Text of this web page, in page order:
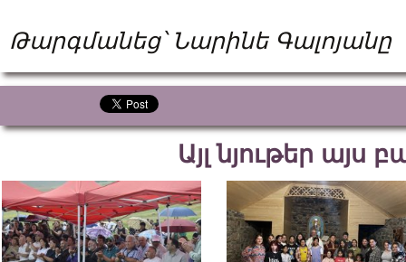
Թարգմանեց՝ Նարինե Գալոյանը
Այլ նյութեր այս